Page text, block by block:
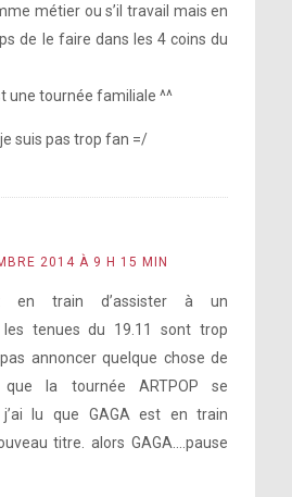
métier ou s’il travail mais en
de le faire dans les 4 coins du
une tournée familiale ^^
suis pas trop fan =/
2014 À 9 H 15 MIN
en train d’assister à un
les tenues du 19.11 sont trop
annoncer quelque chose de
la tournée ARTPOP se
lu que GAGA est en train
titre. alors GAGA….pause